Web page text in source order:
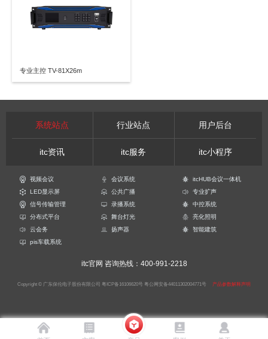
专业主控 TV-81X26m
系统站点 行业站点 用户后台
itc资讯 itc服务 itc小程序
视频会议 会议系统
itcHUB会议一体机
LED显示屏
公共广播
专业扩声
信号传输管理
录播系统
中控系统
分布式平台
舞台灯光
亮化照明
云会务
扬声器
智能建筑
pis车载系统
itc官网 咨询热线：400-991-2218
Copyright © 广东保伦电子股份有限公司 粤ICP备16106620号 粤公网安备44011302004771号 产品参数解释声明